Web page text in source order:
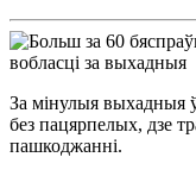
За мінулыя выхадныя
без пацярпелых, дзе
пашкоджанні.